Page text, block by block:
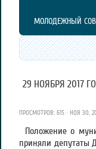
МОЛОДЕЖНЫЙ
29 НОЯБРЯ 2017
ПРОСМОТРОВ: 615 · НОЯ 30,
Положение о
приняли депутаты